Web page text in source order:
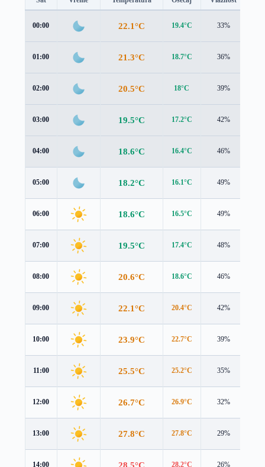
00:00 22.1°C 19.4°C 33%
01:00 21.3°C 18.7°C 36%
02:00 20.5°C 18°C 39%
03:00 19.5°C 17.2°C 42%
04:00 18.6°C 16.4°C 46%
05:00 18.2°C 16.1°C 49%
06:00 18.6°C 16.5°C 49%
07:00 19.5°C 17.4°C 48%
08:00 20.6°C 18.6°C 46%
09:00 22.1°C 20.4°C 42%
10:00 23.9°C 22.7°C 39%
11:00 25.5°C 25.2°C 35%
12:00 26.7°C 26.9°C 32%
13:00 27.8°C 27.8°C 29%
14:00 28.5°C 28.2°C 26%